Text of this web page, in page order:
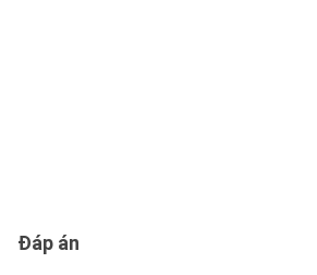
Đáp án